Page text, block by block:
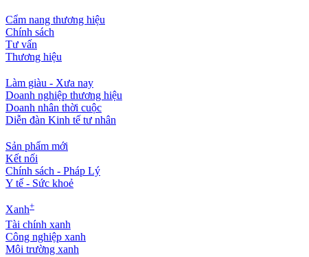
Cẩm nang thương hiệu
Chính sách
Tư vấn
Thương hiệu
Làm giàu - Xưa nay
Doanh nghiệp thương hiệu
Doanh nhân thời cuộc
Diễn đàn Kinh tế tư nhân
Sản phẩm mới
Kết nối
Chính sách - Pháp Lý
Y tế - Sức khoẻ
Xanh+
Tài chính xanh
Công nghiệp xanh
Môi trường xanh